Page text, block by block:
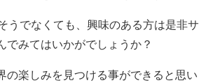
うでなくても、興味のある方は是非サ
でみてはいかがでしょうか？
の楽しみを見つける事ができると思い